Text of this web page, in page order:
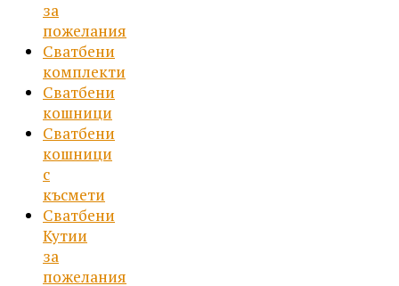
за
пожелания
Сватбени
комплекти
Сватбени
кошници
Сватбени
кошници
с
късмети
Сватбени
Кутии
за
пожелания